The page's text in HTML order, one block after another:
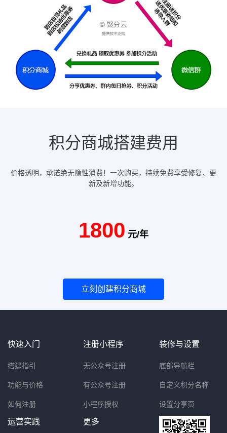
积分商城搭建费用
价格透明，承诺绝无隐性消费！一次购买，持续免费享受修复、更
新及新增功能。
1800 元/年
立刻创建积分商城
快速入门
搭建指引
功能与价格
如何注册
注册小程序
无公众号注册
有公众号注册
小程序授权
装修与设置
底部导航栏
自定义积分名称
设置分享页
运营实践 更多